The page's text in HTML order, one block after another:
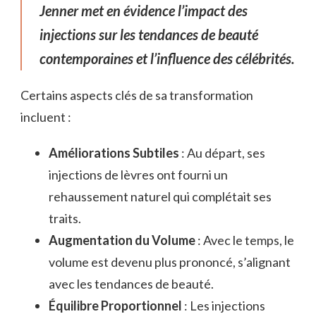
Jenner met en évidence l’impact des
injections sur les tendances de beauté
contemporaines et l’influence des célébrités.
Certains aspects clés de sa transformation
incluent :
Améliorations Subtiles : Au départ, ses
injections de lèvres ont fourni un
rehaussement naturel qui complétait ses
traits.
Augmentation du Volume: Avec le temps, le
volume est devenu plus prononcé, s’alignant
avec les tendances de beauté.
Équilibre Proportionnel : Les injections